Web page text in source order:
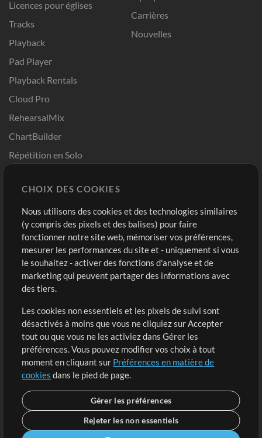
Licences pour églises
Tracks
Playback
Pad Player
Playback Rentals
Cloud Pro
RehearsalMix
ChartBuilder
Répétition en Solo
Modèles ProPresenter
Sons
Carrières
Nouvelles
Boutique
Acheter des crédits
Contenu gratuit
Demander les pistes
Extras
Sessions
Soumettre votre contenu
Listes de lecture
Conférence MT
Compte
Connexion
S'inscrire
CHOIX DES COOKIES
Nous utilisons des cookies et des technologies similaires
(y compris des pixels et des balises) pour faire
fonctionner notre site web, mémoriser vos préférences,
mesurer les performances du site et - uniquement si vous
le souhaitez - activer des fonctions d'analyse et de
marketing qui peuvent partager des informations avec
des tiers.
Les cookies non essentiels et les pixels de suivi sont
désactivés à moins que vous ne cliquiez sur Accepter
tout ou que vous ne les activiez dans Gérer les
préférences. Vous pouvez modifier vos choix à tout
moment en cliquant sur Préférences en matière de
cookies dans le pied de page.
Gérer les préférences
Rejeter les non essentiels